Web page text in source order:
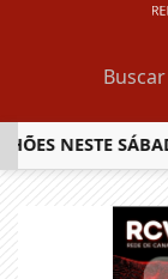
NESTE SÁBADO